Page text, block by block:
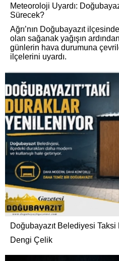
Meteoroloji Uyardı:
Sürecek?
Ağrı’nın Doğubayazıt
olan sağanak yağışın
günlerin hava durumuna
ilçelerini uyardı.
Doğubayazıt Belediyesi Taksi
Dengi Çelik